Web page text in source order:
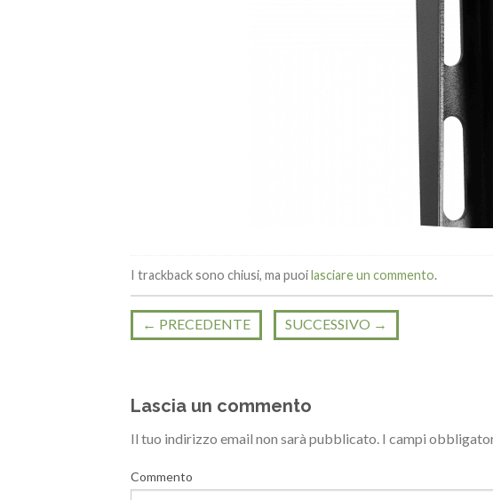
I trackback sono chiusi, ma puoilasciare un commento.
← PRECEDENTE SUCCESSIVO →
Lascia un commento
Il tuo indirizzo email non sarà pubblicato. I campi
Commento